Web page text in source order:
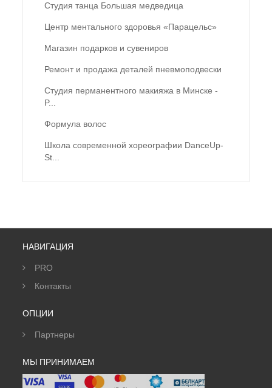
Студия танца Большая медведица
Центр ментального здоровья «Парацельс»
Магазин подарков и сувениров
Ремонт и продажа деталей пневмоподвески
Студия перманентного макияжа в Минске -
P...
Формула волос
Школа современной хореографии DanceUp-
St...
НАВИГАЦИЯ
PRO
Контакты
ОПЦИИ
Партнеры
МЫ ПРИНИМАЕМ